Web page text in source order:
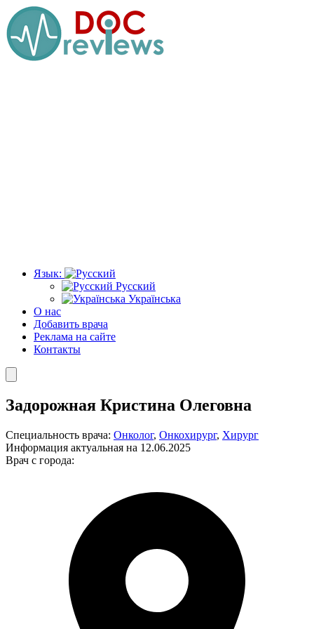
Перейти
к
содержимому
Язык:
Русский
Українська
О нас
Добавить врача
Реклама на сайте
Контакты
Задорожная Кристина Олеговна
Специальность врача: Онколог, Онкохирург, Хирург
Информация актуальная на 12.06.2025
Врач с города: